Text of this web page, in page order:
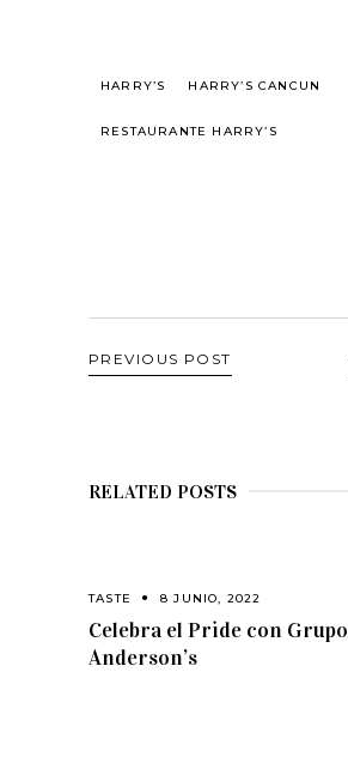
HARRY’S HARRY’S CANCUN
RESTAURANTE HARRY’S
PREVIOUS POST
RELATED POSTS
TASTE 8 JUNIO, 2022
Celebra el Pride con Grupo
Anderson’s